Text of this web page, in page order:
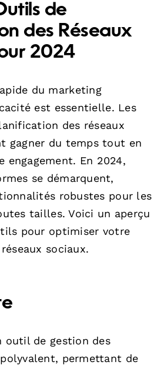
de
des Réseaux
2024
du marketing
est essentielle. Les
des réseaux
gagner du temps tout en
engagement. En 2024,
se démarquent,
robustes pour les
tailles. Voici un aperçu
pour optimiser votre
sociaux.
outil de gestion des
permettant de